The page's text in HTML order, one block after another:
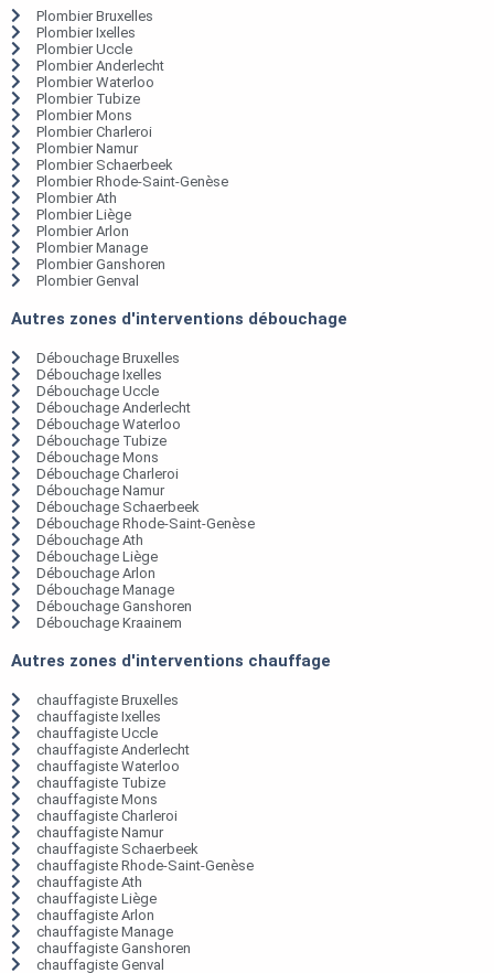
Plombier Bruxelles
Plombier Ixelles
Plombier Uccle
Plombier Anderlecht
Plombier Waterloo
Plombier Tubize
Plombier Mons
Plombier Charleroi
Plombier Namur
Plombier Schaerbeek
Plombier Rhode-Saint-Genèse
Plombier Ath
Plombier Liège
Plombier Arlon
Plombier Manage
Plombier Ganshoren
Plombier Genval
Autres zones d'interventions débouchage
Débouchage Bruxelles
Débouchage Ixelles
Débouchage Uccle
Débouchage Anderlecht
Débouchage Waterloo
Débouchage Tubize
Débouchage Mons
Débouchage Charleroi
Débouchage Namur
Débouchage Schaerbeek
Débouchage Rhode-Saint-Genèse
Débouchage Ath
Débouchage Liège
Débouchage Arlon
Débouchage Manage
Débouchage Ganshoren
Débouchage Kraainem
Autres zones d'interventions chauffage
chauffagiste Bruxelles
chauffagiste Ixelles
chauffagiste Uccle
chauffagiste Anderlecht
chauffagiste Waterloo
chauffagiste Tubize
chauffagiste Mons
chauffagiste Charleroi
chauffagiste Namur
chauffagiste Schaerbeek
chauffagiste Rhode-Saint-Genèse
chauffagiste Ath
chauffagiste Liège
chauffagiste Arlon
chauffagiste Manage
chauffagiste Ganshoren
chauffagiste Genval